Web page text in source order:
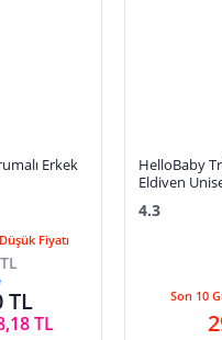
Erkek
Fiyatı
TL
TL
HelloBaby
Eldiven
4.3
Son 10